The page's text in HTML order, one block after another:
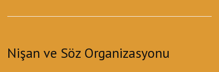
Nişan ve Söz Organizasyonu